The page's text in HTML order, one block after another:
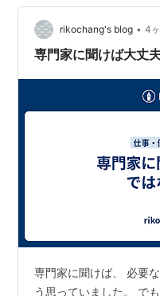
rikochang's blog • 4
専門家に聞けば大丈
専門家に聞けば、 必要
う思っていました。 で